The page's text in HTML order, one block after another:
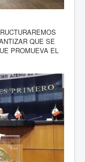
QUE SE
PROMUEVA EL